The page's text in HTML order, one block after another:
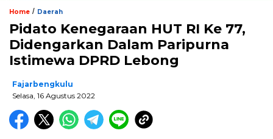
Home / Daerah
Pidato Kenegaraan HUT RI Ke 77,
Didengarkan Dalam Paripurna
Istimewa DPRD Lebong
Fajarbengkulu
Selasa, 16 Agustus 2022